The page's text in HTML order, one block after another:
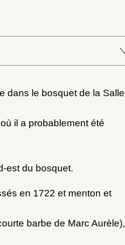
dans le bosquet de la Salle
il a probablement été
est du bosquet.
en 1722 et menton et
barbe de Marc Aurèle),